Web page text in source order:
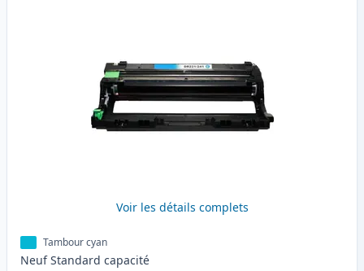
Voir les détails complets
Tambour cyan
Neuf Standard capacité